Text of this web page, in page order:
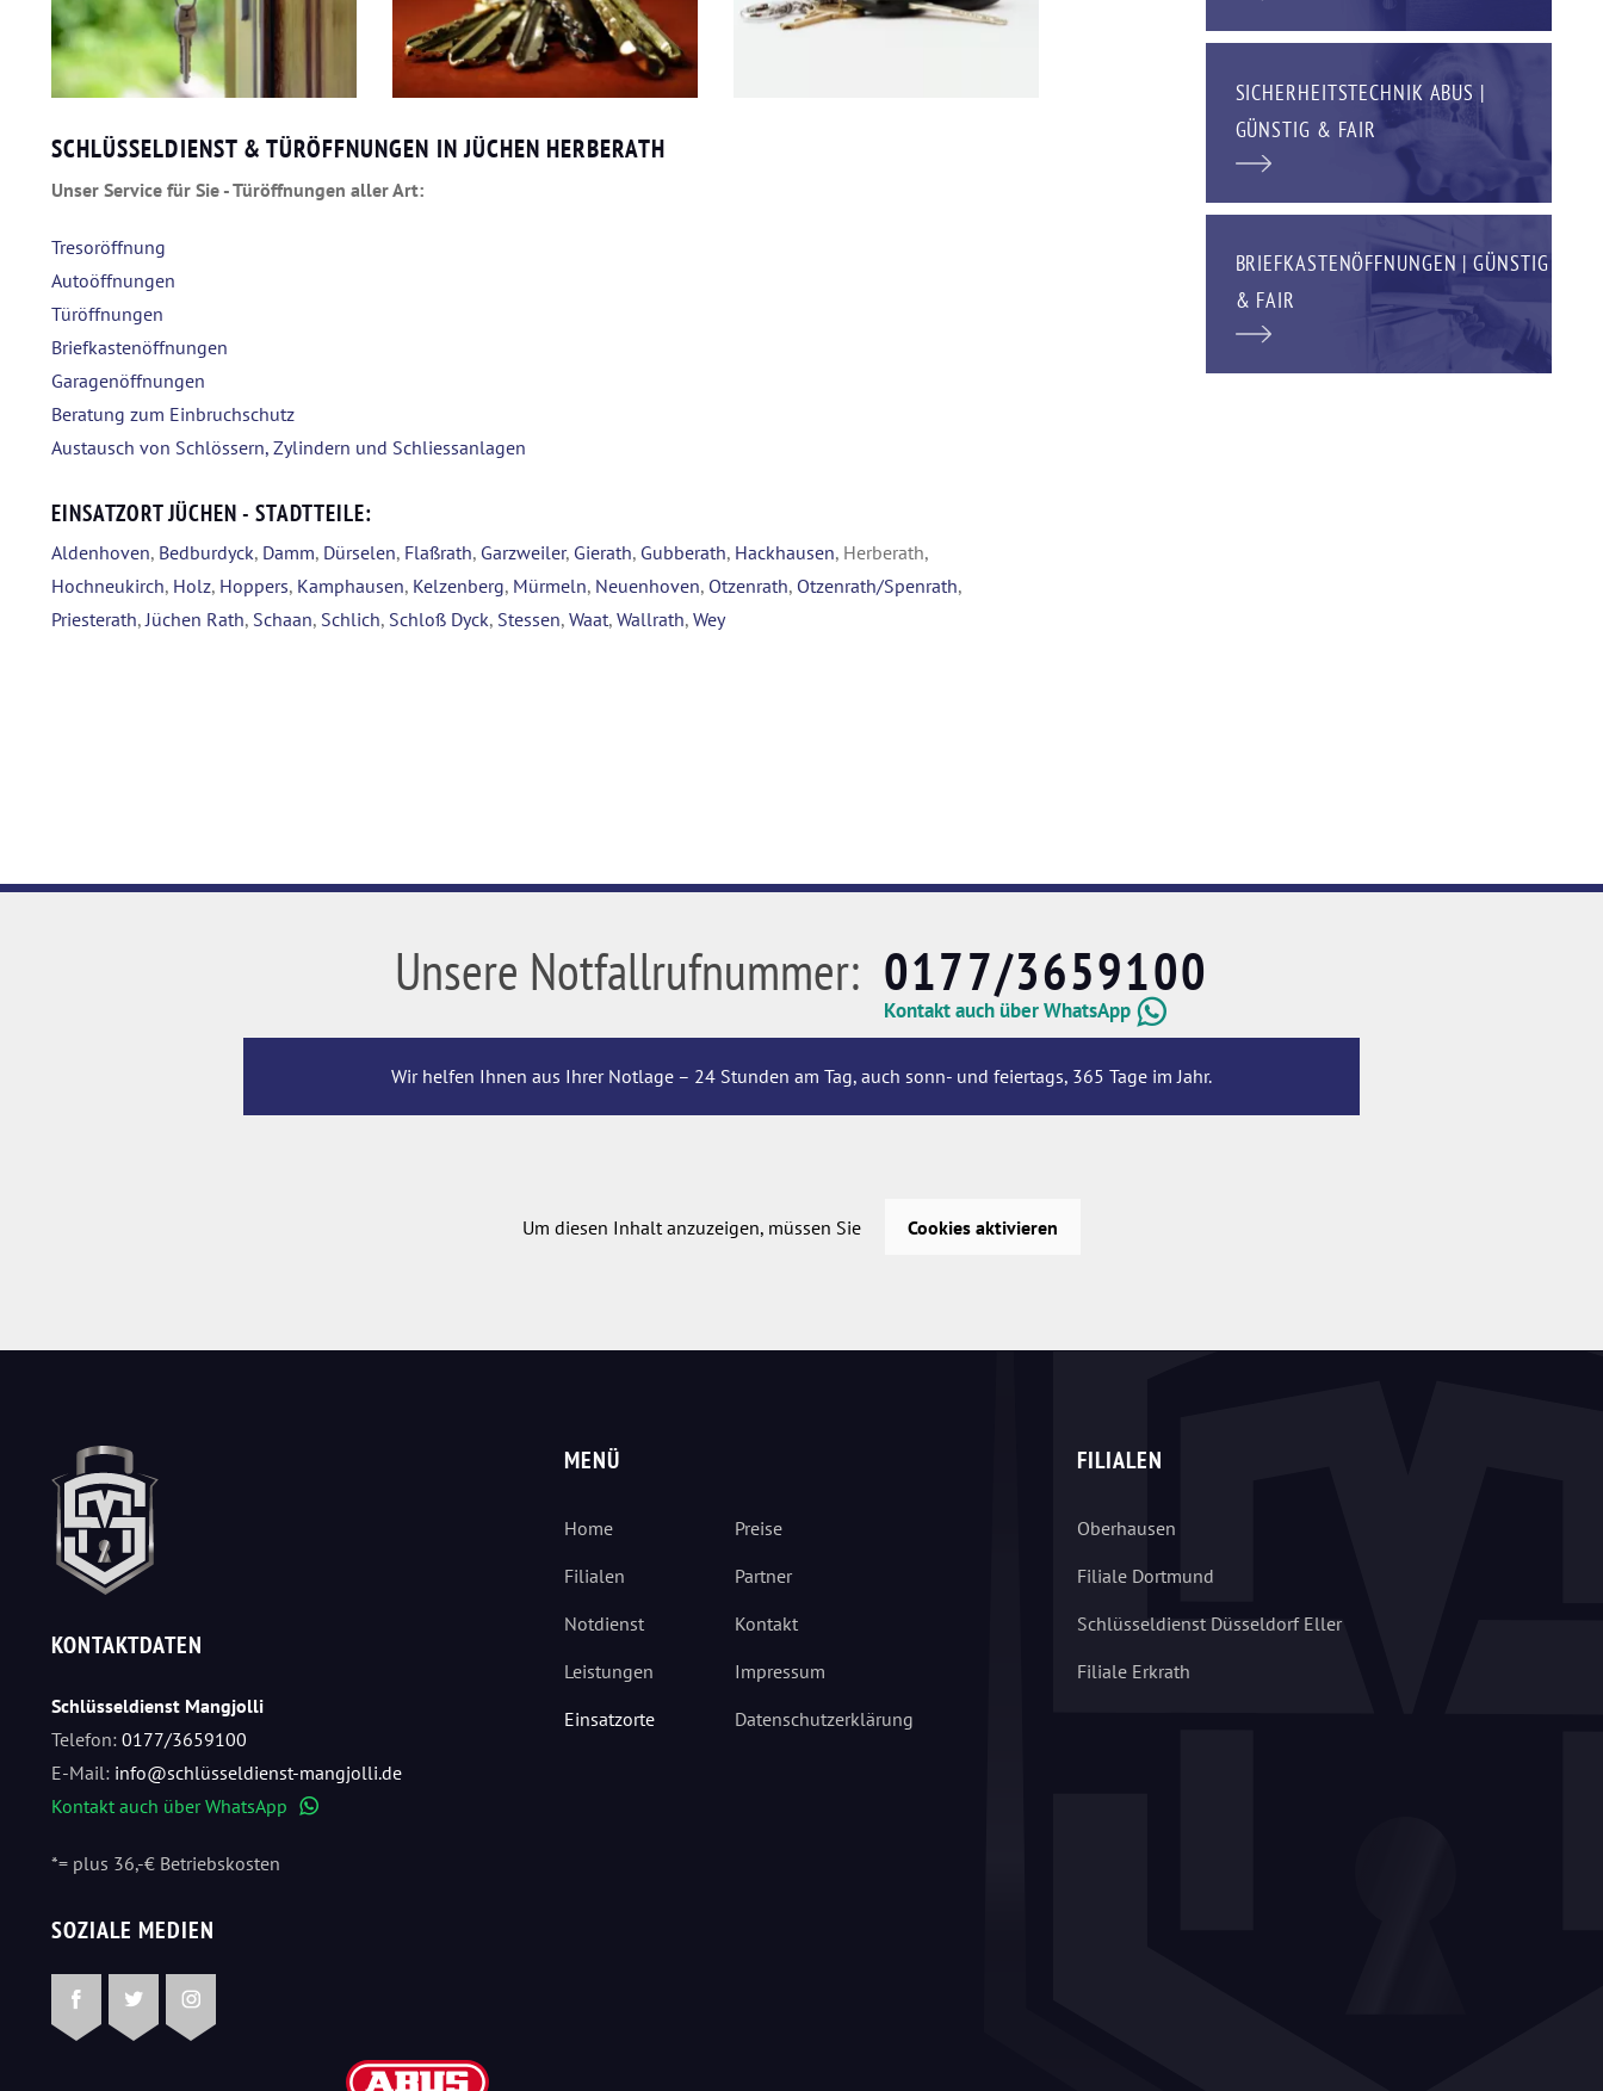
SCHLÜSSELDIENST & TÜRÖFFNUNGEN IN JÜCHEN HERBERATH
Unser Service für Sie - Türöffnungen aller Art:
Tresoröffnung
Autoöffnungen
Türöffnungen
Briefkastenöffnungen
Garagenöffnungen
Beratung zum Einbruchschutz
Austausch von Schlössern, Zylindern und Schliessanlagen
EINSATZORT JÜCHEN - STADTTEILE:
Aldenhoven, Bedburdyck, Damm, Dürselen, Flaßrath, Garzweiler, Gierath, Gubberath, Hackhausen, Herberath,
Hochneukirch, Holz, Hoppers, Kamphausen, Kelzenberg, Mürmeln, Neuenhoven, Otzenrath, Otzenrath/Spenrath,
Priesterath,Jüchen Rath, Schaan, Schlich, Schloß Dyck, Stessen, Waat, Wallrath, Wey
SICHERHEITSTECHNIK ABUS |
GÜNSTIG & FAIR
BRIEFKASTENÖFFNUNGEN | GÜNSTIG
& FAIR
Unsere Notfallrufnummer: 0177/3659100
Kontakt auch über WhatsApp
Wir helfen Ihnen aus Ihrer Notlage – 24 Stunden am Tag, auch sonn- und feiertags, 365 Tage im Jahr.
Um diesen Inhalt anzuzeigen, müssen Sie Cookies aktivieren
KONTAKTDATEN
Schlüsseldienst Mangjolli
Telefon: 0177/3659100
E-Mail: info@schlüsseldienst-mangjolli.de
Kontakt auch über WhatsApp
*= plus 36,-€ Betriebskosten
MENÜ
Home
Filialen
Notdienst
Leistungen
Einsatzorte
Preise
Partner
Kontakt
Impressum
Datenschutzerklärung
FILIALEN
Oberhausen
Filiale Dortmund
Schlüsseldienst Düsseldorf Eller
Filiale Erkrath
SOZIALE MEDIEN
FacebookTwitterInstagram